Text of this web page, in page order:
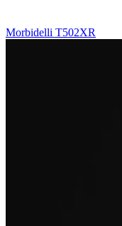
Morbidelli T502XR